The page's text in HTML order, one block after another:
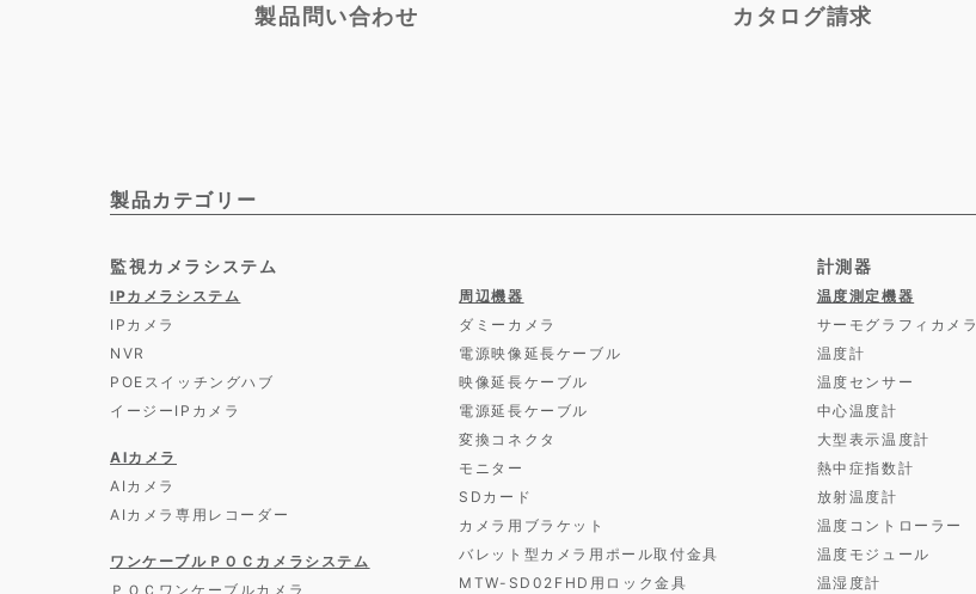
製品問い合わせ カタログ請求
製品カテゴリー
監視カメラシステム
IPカメラシステム
IPカメラ
NVR
POEスイッチングハブ
イージーIPカメラ
AIカメラ
AIカメラ
AIカメラ専用レコーダー
ワンケーブルＰＯＣカメラシステム
ＰＯＣワンケーブルカメラ
周辺機器
ダミーカメラ
電源映像延長ケーブル
映像延長ケーブル
電源延長ケーブル
変換コネクタ
モニター
SDカード
カメラ用ブラケット
バレット型カメラ用ポール取付金具
MTW-SD02FHD用ロック金具
計測器
温度測定機器
サーモグラフィカメラ
温度計
温度センサー
中心温度計
大型表示温度計
熱中症指数計
放射温度計
温度コントローラー
温度モジュール
温湿度計